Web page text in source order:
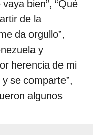
bien”, “Qué
de la
da orgullo”,
y
herencia de mi
se comparte”,
algunos